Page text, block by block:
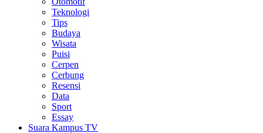
Teknologi
Tips
Budaya
Wisata
Puisi
Cerpen
Cerbung
Resensi
Data
Sport
Essay
Suara Kampus TV